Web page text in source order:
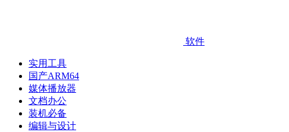
软件
实用工具
国产ARM64
媒体播放器
文档办公
装机必备
编辑与设计